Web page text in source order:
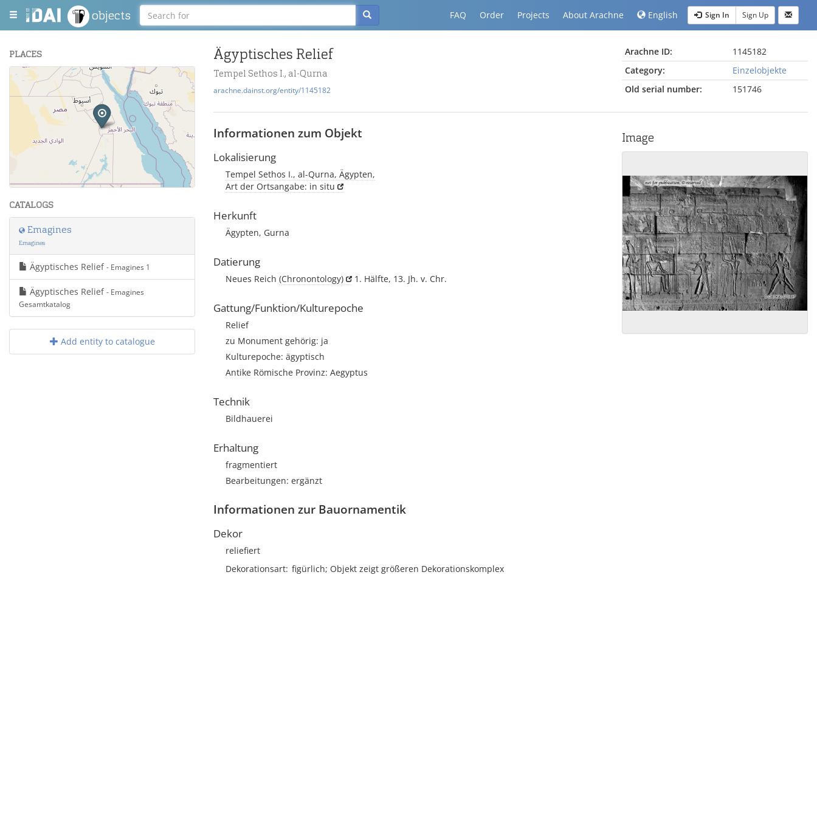
objects FAQ Order Projects About Arachne English Sign In Sign Up
PLACES
+
−
Leaflet| Maps and Data ©OpenStreetMap.
CATALOGS
Emagines
Emagines
Ägyptisches Relief- Emagines 1
Ägyptisches Relief- Emagines
Gesamtkatalog
Add entity to catalogue
Ägyptisches Relief
Tempel Sethos I., al-Qurna
arachne.dainst.org/entity/1145182
Arachne ID:
1145182
Category:
Einzelobjekte
Old serial number:
151746
Informationen zum Objekt
Lokalisierung
Tempel Sethos I., al-Qurna, Ägypten,
Art der Ortsangabe: in situ
Herkunft
Ägypten, Gurna
Datierung
Neues Reich (Chronontology) 1. Hälfte, 13. Jh. v. Chr.
Gattung/Funktion/Kulturepoche
Relief
zu Monument gehörig: ja
Kulturepoche: ägyptisch
Antike Römische Provinz: Aegyptus
Technik
Bildhauerei
Erhaltung
fragmentiert
Bearbeitungen: ergänzt
Informationen zur Bauornamentik
Dekor
reliefiert
Dekorationsart figürlich; Objekt zeigt größeren Dekorationskomplex
Image